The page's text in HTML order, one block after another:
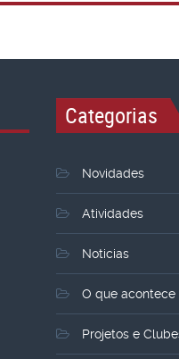
Categorias
Novidades
Atividades
Noticias
O que acontece
Projetos e